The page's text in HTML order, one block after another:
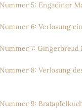
5: Engadiner
6: Verlosung
7:
8: Verlosung
9: